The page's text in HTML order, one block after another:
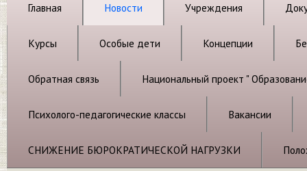
Главная Новости Учреждения
Курсы Особые дети Концепции
Обратная связь Национальный проект "
Психолого-педагогические классы Вакансии
СНИЖЕНИЕ БЮРОКРАТИЧЕСКОЙ НАГРУЗКИ